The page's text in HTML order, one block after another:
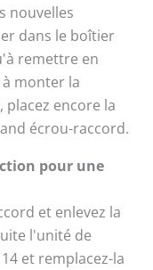
nouvelles
dans le boîtier
remettre en
monter la
encore la
écrou-raccord.
pour une
et enlevez la
l'unité de
et remplacez-la